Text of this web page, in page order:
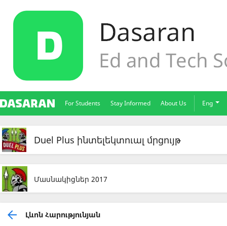
For Students Stay Informed About Us Eng
Duel Plus ինտելեկտուալ մրցույթ
Մասնակիցներ 2017
Լևոն Հարությունյան